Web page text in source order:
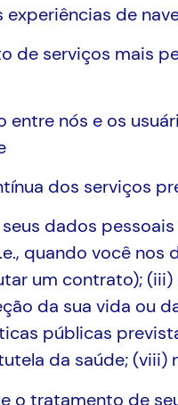
experiências de
de serviços mais
entre nós e os
dos serviços
dados
quando você nos
um contrato);
da sua vida ou
públicas
da saúde;
o tratamento de